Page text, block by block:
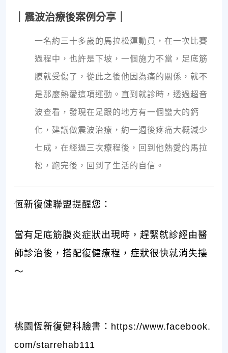
｜震波治療後案例分享｜
一名約三十多歲的馬拉松運動員，在一次比賽
過程中，也許是下坡，一個施力不當，足底筋
膜就受傷了，從此之後他因為痛的關係，就不
是那麼熱愛這項運動。直到就診時，透過超音
波查看，發現在足跟的地方有一個蠻大的鈣
化，建議做震波治療，約一週後疼痛大概減少
七成，在經過三次療程後，回到他熱愛的馬拉
松，跑完後，回到了生活的自信。
恆新復健聯盟提醒您：
當有足底筋膜炎症狀出現時，趕緊就診經由醫
師診治後，搭配復健療程，症狀很快就消失摟
～
桃園恆新復健科臉書： https://www.facebook.
com/starrehab111